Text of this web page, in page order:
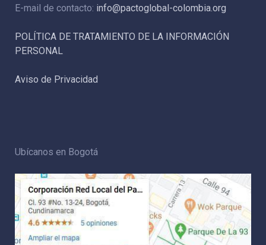
E-mail de contacto: info@pactoglobal-colombia.org
POLÍTICA DE TRATAMIENTO DE LA INFORMACIÓN
PERSONAL
Aviso de Privacidad
Ubícanos en Bogotá